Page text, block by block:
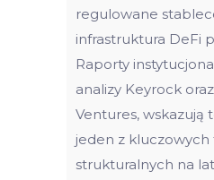
regulowane
infrastruktura DeFi
Raporty
analizy Keyrock
Ventures, wskazują
jeden z
strukturalnych na